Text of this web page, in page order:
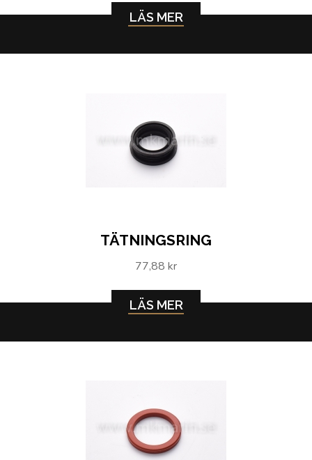
LÄS MER
TÄTNINGSRING
77,88 kr
LÄS MER